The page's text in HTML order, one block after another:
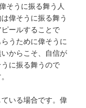
そうに振る舞う人
偉そうに振る舞う
ールすることで
うために偉そうに
からこそ、自信が
に振る舞うので
いる場合です。偉